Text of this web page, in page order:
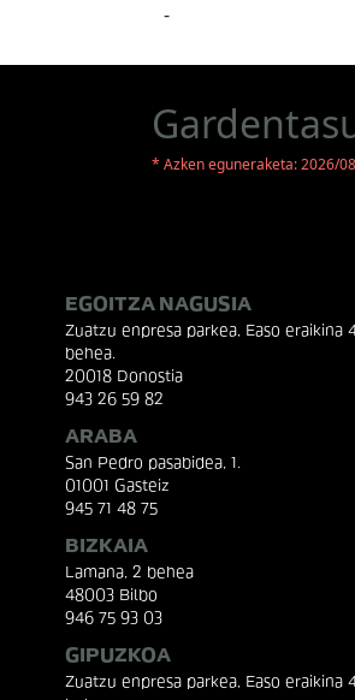
-
* Azken eguneraketa: 2026/
EGOITZA NAGUSIA
Zuatzu enpresa parkea, Easo eraikina
behea.
20018 Donostia
943 26 59 82
ARABA
San Pedro pasabidea, 1.
01001 Gasteiz
945 71 48 75
BIZKAIA
Lamana, 2 behea
48003 Bilbo
946 75 93 03
GIPUZKOA
Zuatzu enpresa parkea, Easo eraikina